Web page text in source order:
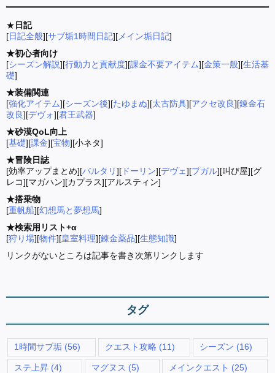
★ 日記
[日記全般][サブ垢1時間日記][ メイン垢日記]
★初心者向け
[シーズン解説][行動力と貢献度][課金不要アイテム][金策一般][生活基
礎]
★装備関連
[強化アイテム][シーズン後][たゆまぬ][太古防具][アクセ改良][錬金石
改良][デヴォ][君王武器]
★砂漠QoL向上
[基礎][課金][宝物][小ネタ]
★冒険日誌
[効率アップまとめ][バルタリ][ ドーリン][デヴェ][プガル][叫び屋][グ
レコ][マガハン][カプラス][アルスティン]
★搭乗物
[重帆船][幻想馬と夢想馬]
★検索用リスト+α
[狩り場][物件][皇室料理][錬金薬品][生態知識]
リンクがないところは記事を書き次第リンクします
タグ
1時間サブ垢 (56) クエスト攻略 (11) シーズン (16)
ステ上昇 (4) マグヌス (5) メインクエスト (25)